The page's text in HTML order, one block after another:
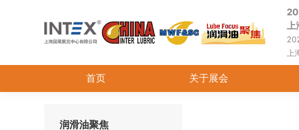
上
首页 关于展会
润滑油聚焦